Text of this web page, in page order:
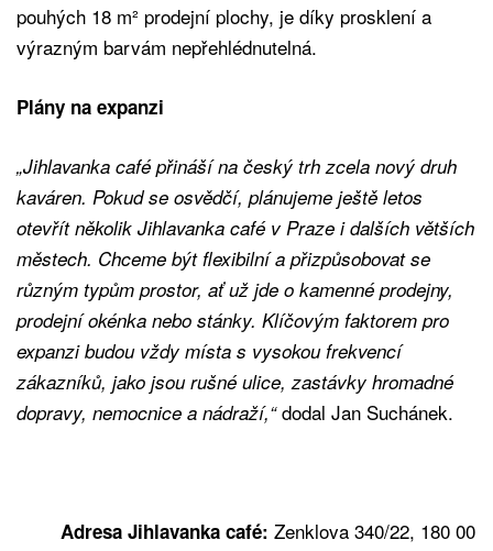
pouhých 18 m² prodejní plochy, je díky prosklení a
výrazným barvám nepřehlédnutelná.
Plány na expanzi
„Jihlavanka café přináší na český trh zcela nový druh
kaváren. Pokud se osvědčí, plánujeme ještě letos
otevřít několik Jihlavanka café v Praze i dalších větších
městech. Chceme být flexibilní a přizpůsobovat se
různým typům prostor, ať už jde o kamenné prodejny,
prodejní okénka nebo stánky. Klíčovým faktorem pro
expanzi budou vždy místa s vysokou frekvencí
zákazníků, jako jsou rušné ulice, zastávky hromadné
dopravy, nemocnice a nádraží,“dodal Jan Suchánek.
Adresa Jihlavanka café: Zenklova 340/22, 180 00